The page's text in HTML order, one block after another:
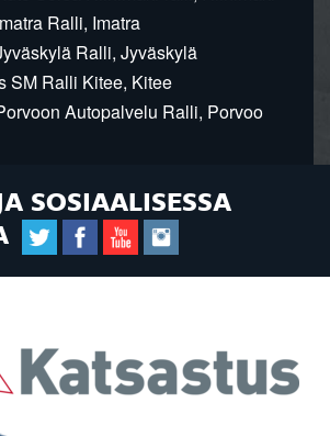
Ralli, Imatra
Ralli, Jyväskylä
SM Ralli Kitee, Kitee
Autopalvelu Ralli, Porvoo
SOSIAALISESSA